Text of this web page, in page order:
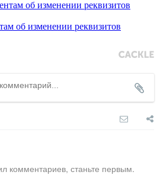
об изменении реквизитов
комментариев, станьте первым.